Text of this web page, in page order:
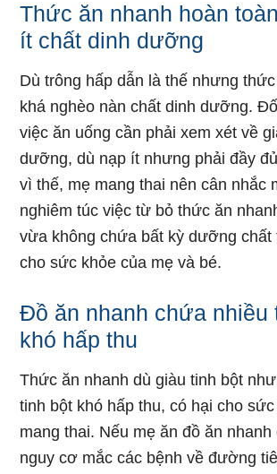
Thức ăn nhanh hoàn
ít chất dinh dưỡng
Dù trông hấp dẫn là thế nhưng
khá nghèo nàn chất dinh dưỡng.
việc ăn uống cần phải xem xét về
dưỡng, dù nạp ít nhưng phải đầy
vì thế, mẹ mang thai nên cân nhắc
nghiêm túc việc từ bỏ thức ăn
vừa không chứa bất kỳ dưỡng chất
cho sức khỏe của mẹ và bé.
Đồ ăn nhanh chứa nhiều
khó hấp thu
Thức ăn nhanh dù giàu tinh bột
tinh bột khó hấp thu, có hại cho
mang thai. Nếu mẹ ăn đồ ăn nhanh
nguy cơ mắc các bệnh về đường